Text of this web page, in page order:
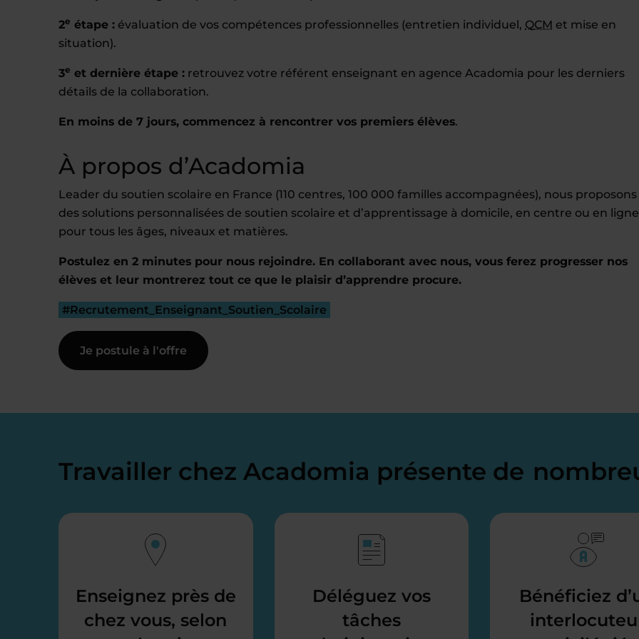
2e étape : évaluation de vos compétences professionnelles (entretien individuel, QCM et mise en
situation).
3e et dernière étape : retrouvez votre référent enseignant en agence Acadomia pour les derniers
détails de la collaboration.
En moins de 7 jours, commencez à rencontrer vos premiers élèves.
À propos d’Acadomia
Leader du soutien scolaire en France (110 centres, 100 000 familles accompagnées), nous proposons
des solutions personnalisées de soutien scolaire et d’apprentissage à domicile, en centre ou en
pour tous les âges, niveaux et matières.
Postulez en 2 minutes pour nous rejoindre. En collaborant avec nous, vous ferez progresser nos
élèves et leur montrerez tout ce que le plaisir d’apprendre procure.
#Recrutement_Enseignant_Soutien_Scolaire
Je postule à l'offre
Travailler chez Acadomia présente de
Enseignez près de
chez vous, selon
Déléguez vos
tâches
Bénéficiez